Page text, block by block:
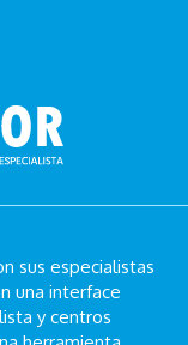
sus especialistas
una interface
y centros